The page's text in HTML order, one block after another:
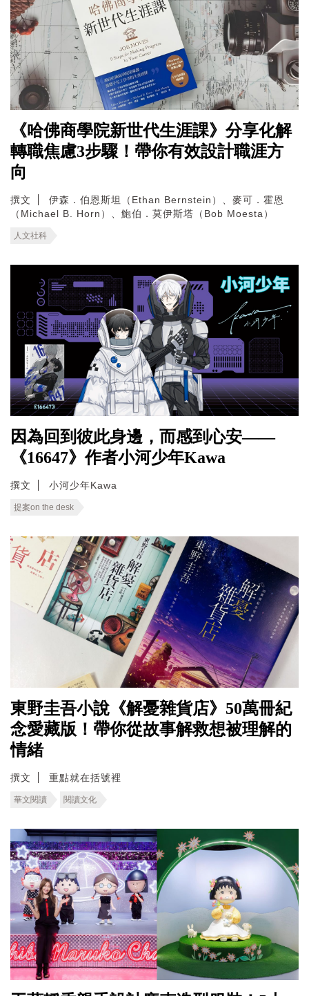
《哈佛商學院新世代生涯課》分享化解
轉職焦慮3步驟！帶你有效設計職涯方
向
撰文
伊森．伯恩斯坦（Ethan Bernstein）、麥可．霍恩
（Michael B. Horn）、鮑伯．莫伊斯塔（Bob Moesta）
人文社科
因為回到彼此身邊，而感到心安——
《16647》作者小河少年Kawa
撰文 小河少年Kawa
提案on the desk
東野圭吾小說《解憂雜貨店》50萬冊紀
念愛藏版！帶你從故事解救想被理解的
情緒
撰文 重點就在括號裡
華文閱讀 閱讀文化